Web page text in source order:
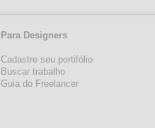
Para Designers
Cadastre seu portifólio
Buscar trabalho
Guia do Freelancer